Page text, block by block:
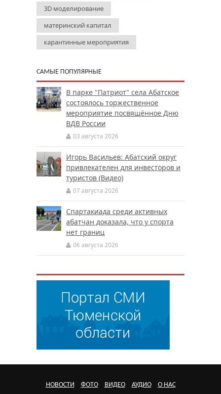
3D моделирование
материнский капитал
карантинные мероприятия
САМЫЕ ПОПУЛЯРНЫЕ
В парке "Патриот" села Абатское
состоялось торжественное
мероприятие посвящённое Дню
ВДВ России
03 августа 2026
Игорь Васильев: Абатский округ
привлекателен для инвесторов и
туристов (Видео)
07 августа 2026
Спартакиада среди активных
абатчан доказала, что у спорта
нет границ
06 августа 2026
НОВОСТИ ФОТО ВИДЕО АУДИО О НАС